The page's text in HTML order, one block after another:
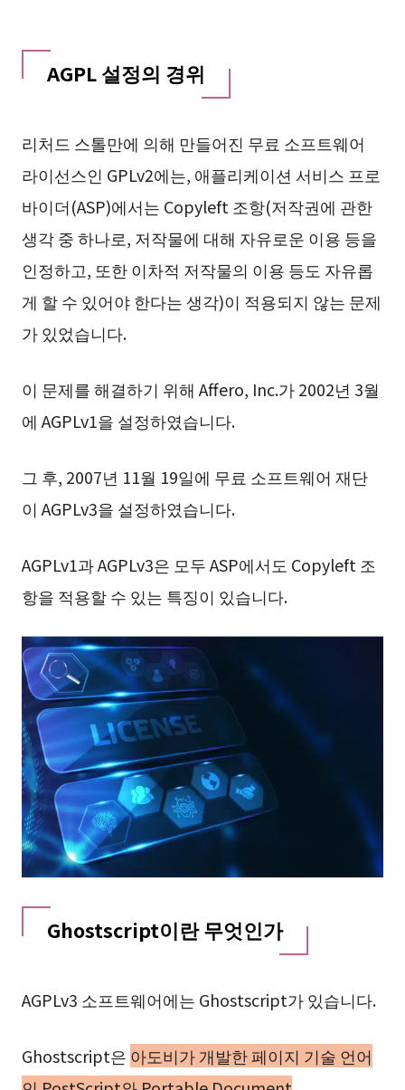
AGPL 설정의 경위
리처드 스톨만에 의해 만들어진 무료 소프트웨어
라이선스인 GPLv2에는, 애플리케이션 서비스 프로
바이더(ASP)에서는 Copyleft 조항(저작권에 관한
생각 중 하나로, 저작물에 대해 자유로운 이용 등을
인정하고, 또한 이차적 저작물의 이용 등도 자유롭
게 할 수 있어야 한다는 생각)이 적용되지 않는 문제
가 있었습니다.
이 문제를 해결하기 위해 Affero, Inc.가 2002년 3월
에 AGPLv1을 설정하였습니다.
그 후, 2007년 11월 19일에 무료 소프트웨어 재단
이 AGPLv3을 설정하였습니다.
AGPLv1과 AGPLv3은 모두 ASP에서도 Copyleft 조
항을 적용할 수 있는 특징이 있습니다.
Ghostscript이란 무엇인가
AGPLv3 소프트웨어에는 Ghostscript가 있습니다.
Ghostscript은 아도비가 개발한 페이지 기술 언어